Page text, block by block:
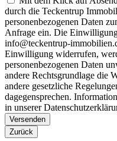
durch die Teckentrup
personenbezogenen Daten
Anfrage ein. Die
info@teckentrup-
Einwilligung widerrufen,
personenbezogenen Daten
andere Rechtsgrundlage die
andere gesetzliche
dagegensprechen.
in unserer
Versenden
Zurück